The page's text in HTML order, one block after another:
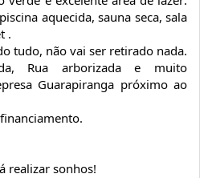
aquecida, sauna seca, sala
.
tudo, não vai ser retirado nada.
Rua arborizada e muito
Guarapiranga próximo ao
realizar sonhos!